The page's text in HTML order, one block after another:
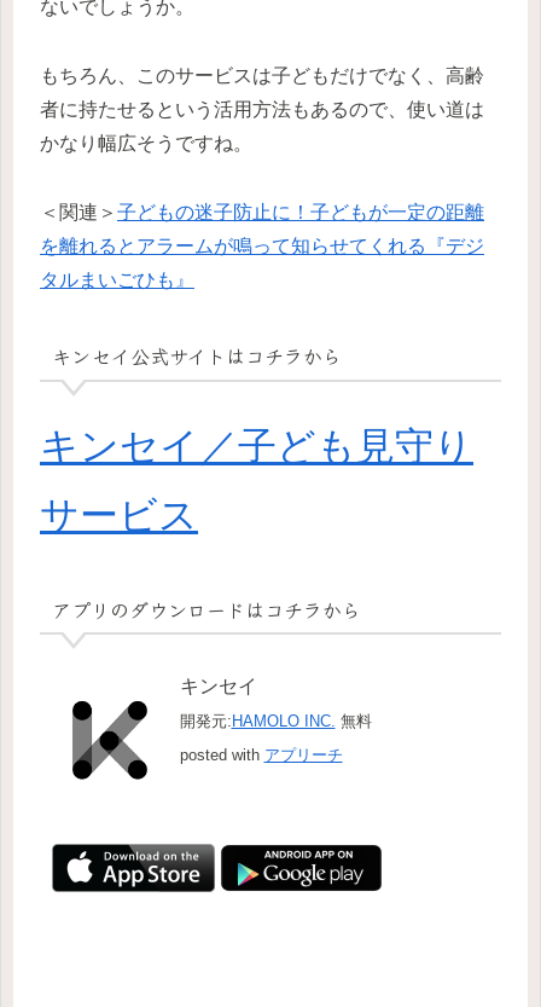
ないでしょうか。
もちろん、このサービスは子どもだけでなく、高齢
者に持たせるという活用方法もあるので、使い道は
かなり幅広そうですね。
＜関連＞ 子どもの迷子防止に！子どもが一定の距離
を離れるとアラームが鳴って知らせてくれる『デジ
タルまいごひも』
キンセイ公式サイトはコチラから
キンセイ／子ども見守り
サービス
アプリのダウンロードはコチラから
キンセイ
開発元: HAMOLO INC. 無料
posted with アプリーチ